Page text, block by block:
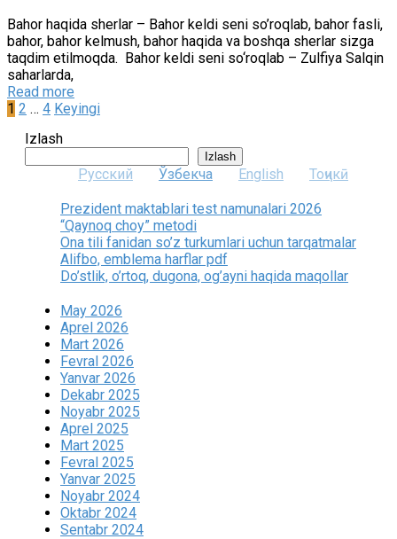
Bahor haqida sherlar – Bahor keldi seni so’roqlab, bahor fasli,
bahor, bahor kelmush, bahor haqida va boshqa sherlar sizga
taqdim etilmoqda. Bahor keldi seni so‘roqlab – Zulfiya Salqin
saharlarda,
Read more
Posts
1 2 … 4 Keyingi
Izlash
Izlash
Русский Ўзбекча English Тоҷикӣ
Prezident maktablari test namunalari 2026
“Qaynoq choy” metodi
Ona tili fanidan so’z turkumlari uchun tarqatmalar
Alifbo, emblema harflar pdf
Do’stlik, o’rtoq, dugona, og’ayni haqida maqollar
May 2026
Aprel 2026
Mart 2026
Fevral 2026
Yanvar 2026
Dekabr 2025
Noyabr 2025
Aprel 2025
Mart 2025
Fevral 2025
Yanvar 2025
Noyabr 2024
Oktabr 2024
Sentabr 2024